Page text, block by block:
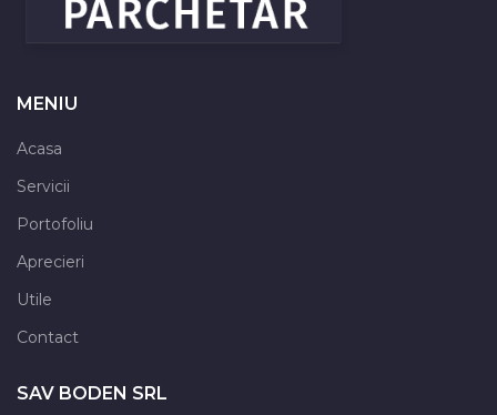
MENIU
Acasa
Servicii
Portofoliu
Aprecieri
Utile
Contact
SAV BODEN SRL